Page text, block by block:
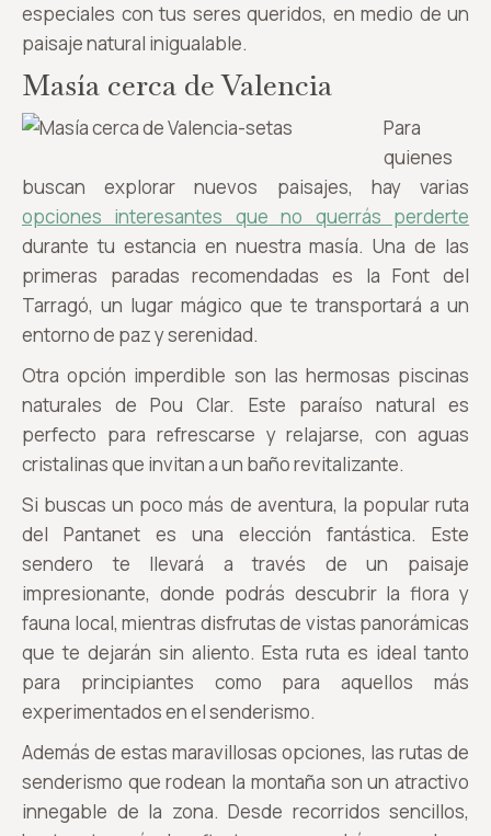
especiales con tus seres queridos, en medio de un
paisaje natural inigualable.
Masía cerca de Valencia
Para
quienes
buscan explorar nuevos paisajes, hay varias
opciones interesantes que no querrás perderte
durante tu estancia en nuestra masía. Una de las
primeras paradas recomendadas es la Font del
Tarragó, un lugar mágico que te transportará a un
entorno de paz y serenidad.
Otra opción imperdible son las hermosas piscinas
naturales de Pou Clar. Este paraíso natural es
perfecto para refrescarse y relajarse, con aguas
cristalinas que invitan a un baño revitalizante.
Si buscas un poco más de aventura, la popular ruta
del Pantanet es una elección fantástica. Este
sendero te llevará a través de un paisaje
impresionante, donde podrás descubrir la flora y
fauna local, mientras disfrutas de vistas panorámicas
que te dejarán sin aliento. Esta ruta es ideal tanto
para principiantes como para aquellos más
experimentados en el senderismo.
Además de estas maravillosas opciones, las rutas de
senderismo que rodean la montaña son un atractivo
innegable de la zona. Desde recorridos sencillos,